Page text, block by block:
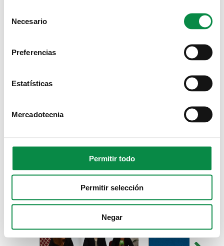
Selection
Necesario
Preferencias
Estatísticas
Mercadotecnia
Permitir todo
Permitir selección
Negar